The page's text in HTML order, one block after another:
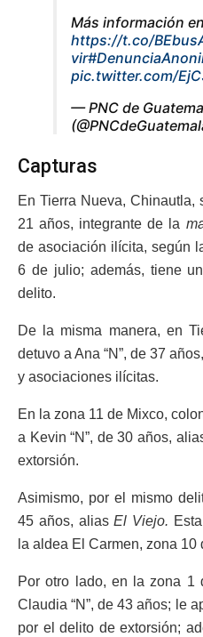
Más información en
https://t.co/
vir
pic.twitter.com/
— PNC de
Capturas
En Tierra Nueva, Chinautla,
21 años, integrante de la
de asociación ilícita, según
6 de julio; además, tiene
delito.
De la misma manera, en
detuvo a Ana “N”, de 37
y asociaciones ilícitas.
En la zona 11 de Mixco,
a Kevin “N”, de 30 años,
extorsión.
Asimismo, por el mismo
45 años, aliasEl Viejo.
la aldea El Carmen, zona
Por otro lado, en la zona 1
Claudia “N”, de 43 años; le
por el delito de extorsión;